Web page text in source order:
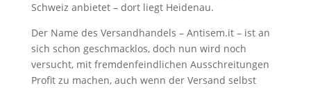
Schweiz anbietet – dort liegt Heidenau.
Der Name des Versandhandels – Antisem.it – ist an
sich schon geschmacklos, doch nun wird noch
versucht, mit fremdenfeindlichen Ausschreitungen
Profit zu machen, auch wenn der Versand selbst